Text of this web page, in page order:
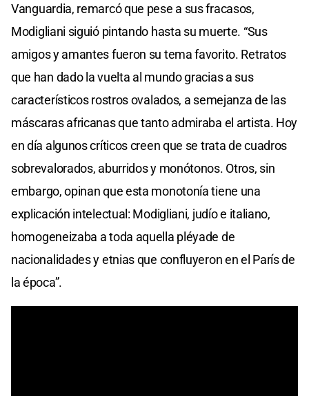
Vanguardia, remarcó que pese a sus fracasos,
Modigliani siguió pintando hasta su muerte. “Sus
amigos y amantes fueron su tema favorito. Retratos
que han dado la vuelta al mundo gracias a sus
característicos rostros ovalados, a semejanza de las
máscaras africanas que tanto admiraba el artista. Hoy
en día algunos críticos creen que se trata de cuadros
sobrevalorados, aburridos y monótonos. Otros, sin
embargo, opinan que esta monotonía tiene una
explicación intelectual: Modigliani, judío e italiano,
homogeneizaba a toda aquella pléyade de
nacionalidades y etnias que confluyeron en el París de
la época”.